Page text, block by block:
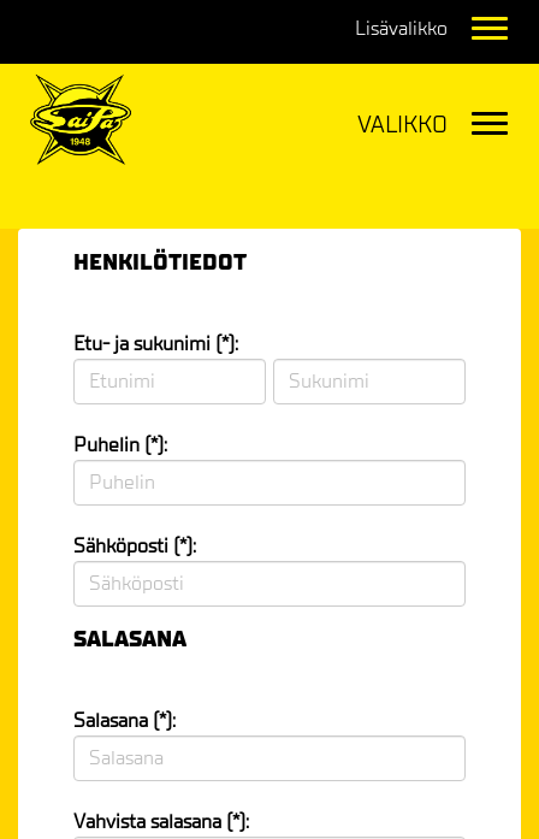
HENKILÖTIEDOT
Etu- ja sukunimi (*):
Puhelin (*):
Sähköposti (*):
SALASANA
Salasana (*):
Vahvista salasana (*):